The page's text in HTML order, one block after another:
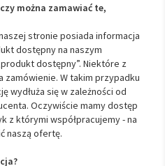
można zamawiać te,
stronie posiada informacja
dostępny na naszym
dostępny”. Niektóre z
zamówienie. W takim przypadku
wydłuża się w zależności od
Oczywiście mamy dostęp
z którymi współpracujemy - na
naszą ofertę.